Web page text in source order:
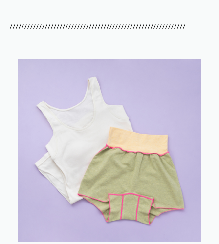
////////////////////////////////////////////////////////////